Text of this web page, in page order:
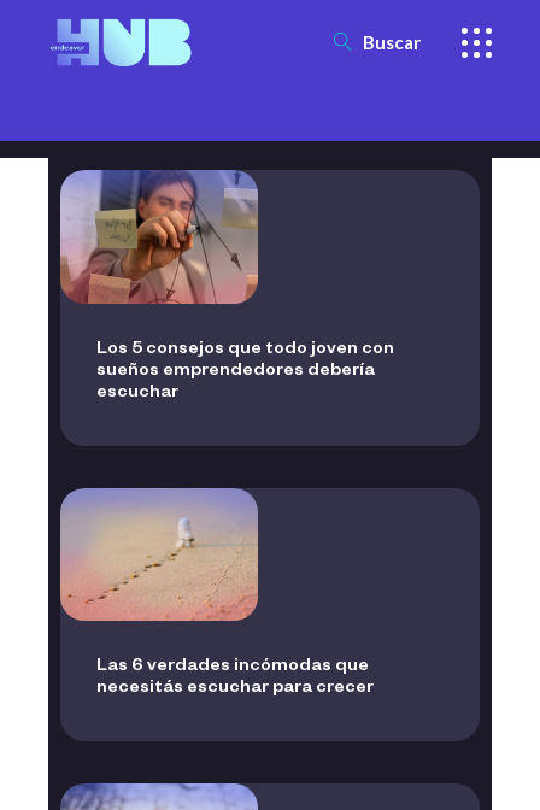
Buscar
Los 5 consejos que todo joven con
sueños emprendedores debería
escuchar
Las 6 verdades incómodas que
necesitás escuchar para crecer